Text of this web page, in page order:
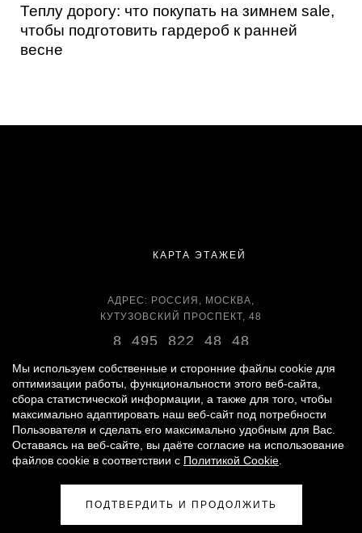
Теплу дорогу: что покупать на зимнем sale,
чтобы подготовить гардероб к ранней
весне
КАРТА ЭТАЖЕЙ
АДРЕС: РОССИЯ, МОСКВА,
КУТУЗОВСКИЙ ПРОСПЕКТ, 48
8 495 822 48 48
ВРЕМЯ РАБОТЫ:
ЕЖЕДНЕВНО С 11:00 ДО 22:00
2026«ВРЕМЕНА ГОДА»
ПОЛИТИКА ОБРАБОТКИ ПЕРСОНАЛЬНЫХ ДАННЫХ|
Мы используем собственные и сторонние файлы cookie для
оптимизации работы, функциональности этого веб-сайта,
сбора статистической информации, а также для того, чтобы
максимально адаптировать наш веб-сайт под потребности
Пользователя и сделать его максимально удобным для Вас.
Оставаясь на веб-сайте, вы даёте согласие на использование
файлов cookie в соответствии с Политикой Cookie
ПОДТВЕРДИТЬ И ПРОДОЛЖИТЬ